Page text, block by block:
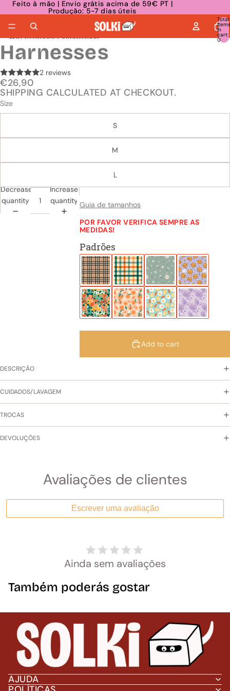
Feito à mão | Envio grátis acima de 59€ PT |
Produção: 5-7 dias úteis
Total
items
in
cart:
0
Skip to product information
Harnesses
2 reviews
€26,90
SHIPPING CALCULATED AT CHECKOUT.
Size
S
M
L
Decrease
quantity
Increase
quantity Guia de tamanhos
POR FAVOR VERIFICA SEMPRE AS
MEDIDAS!
Padrões
Add to cart
DESCRIÇÃO
CUIDADOS/LAVAGEM
TROCAS
DEVOLUÇÕES
Avaliações de clientes
Escrever uma avaliação
Ainda sem avaliações
Também poderás gostar
AJUDA